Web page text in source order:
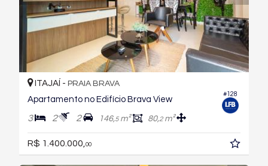
#128
ITAJAÍ - PRAIA BRAVA
Apartamento no Edifício Brava View
3 2 2 146,5m² 80,2m²
R$ 1.400.000, 00